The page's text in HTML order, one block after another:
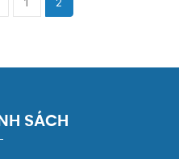
1 2
SÁCH